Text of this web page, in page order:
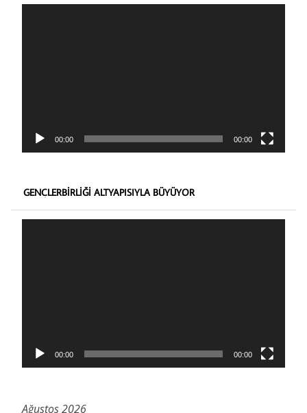
Video
00:00 00:00
GENÇLERBIRLIĞI ALTYAPISIYLA BÜYÜYOR
Video
00:00 00:00
Ağustos 2026